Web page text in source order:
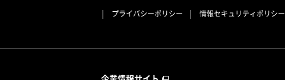
プライバシーポリシー 情報セキュリティポリシー